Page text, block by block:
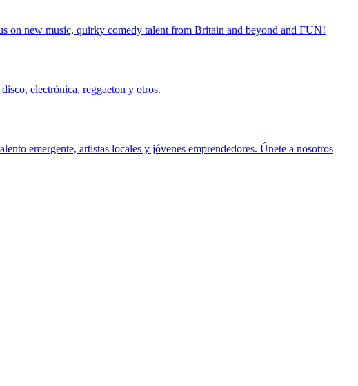
on new music, quirky comedy talent from Britain and beyond and FUN!
electrónica, reggaeton y otros.
emergente, artistas locales y jóvenes emprendedores. Únete a nosotros